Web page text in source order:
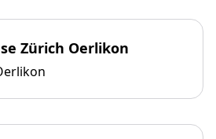
Zürich Oerlikon